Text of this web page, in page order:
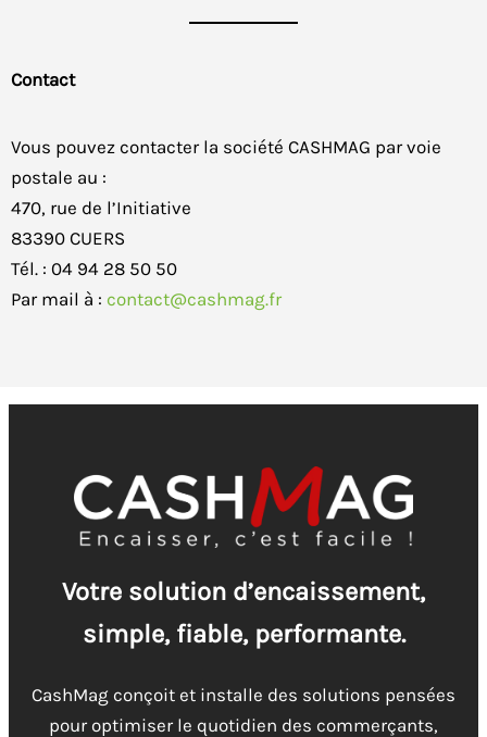
Contact
Vous pouvez contacter la société CASHMAG par voie
postale au :
470, rue de l’Initiative
83390 CUERS
Tél. : 04 94 28 50 50
Par mail à : contact@cashmag.fr
Votre solution d’encaissement,
simple, fiable, performante.
CashMag conçoit et installe des solutions pensées
pour optimiser le quotidien des commerçants,